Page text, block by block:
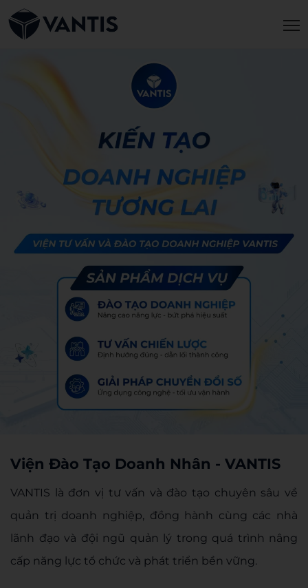
Viện Đào Tạo Doanh Nhân - VANTIS
VANTIS là đơn vị tư vấn và đào tạo chuyên sâu về
quản trị doanh nghiệp, đồng hành cùng các nhà
lãnh đạo và đội ngũ quản lý trong quá trình nâng
cấp năng lực tổ chức và phát triển bền vững.